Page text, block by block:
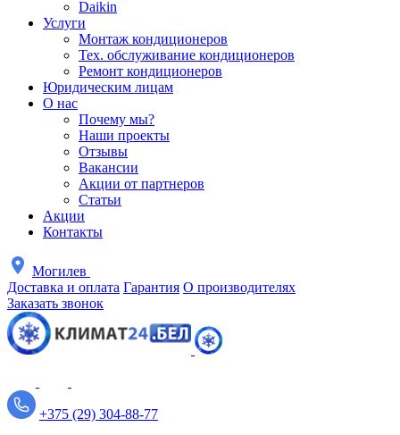
Daikin
Услуги
Монтаж кондиционеров
Тех. обслуживание кондиционеров
Ремонт кондиционеров
Юридическим лицам
О нас
Почему мы?
Наши проекты
Отзывы
Вакансии
Акции от партнеров
Статьи
Акции
Контакты
Могилев
Доставка и оплата Гарантия О производителях
Заказать звонок
+375 (29) 304-88-77